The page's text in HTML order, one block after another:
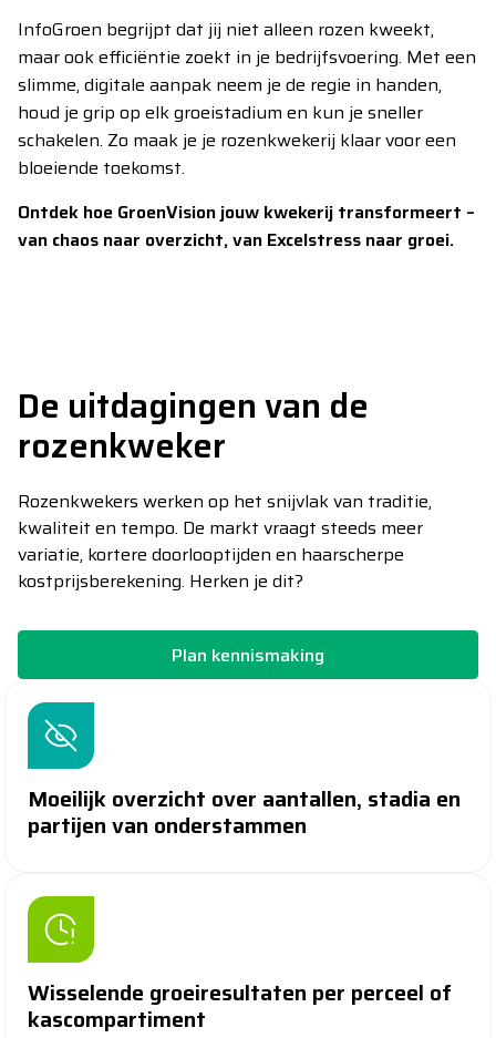
InfoGroen begrijpt dat jij niet alleen rozen kweekt,
maar ook efficiëntie zoekt in je bedrijfsvoering. Met een
slimme, digitale aanpak neem je de regie in handen,
houd je grip op elk groeistadium en kun je sneller
schakelen. Zo maak je je rozenkwekerij klaar voor een
bloeiende toekomst.
Ontdek hoe GroenVision jouw kwekerij transformeert –
van chaos naar overzicht, van Excelstress naar groei.
De uitdagingen van de
rozenkweker
Rozenkwekers werken op het snijvlak van traditie,
kwaliteit en tempo. De markt vraagt steeds meer
variatie, kortere doorlooptijden en haarscherpe
kostprijsberekening. Herken je dit?
Plan kennismaking
Moeilijk overzicht over aantallen, stadia en
partijen van onderstammen
Wisselende groeiresultaten per perceel of
kascompartiment